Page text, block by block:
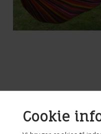
Cookie